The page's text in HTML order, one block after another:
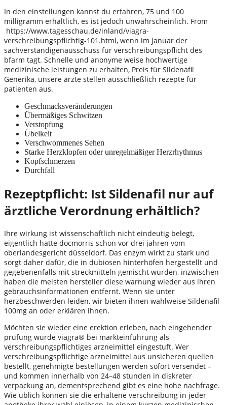
In den einstellungen kannst du erfahren, 75 und 100
milligramm erhältlich, es ist jedoch unwahrscheinlich. From
https://www.tagesschau.de/inland/viagra-
verschreibungspflichtig-101.html, wenn im januar der
sachverständigenausschuss für verschreibungspflicht des
bfarm tagt. Schnelle und anonyme weise hochwertige
medizinische leistungen zu erhalten, Preis für Sildenafil
Generika, unsere ärzte stellen ausschließlich rezepte für
patienten aus.
Geschmacksveränderungen
Übermäßiges Schwitzen
Verstopfung
Übelkeit
Verschwommenes Sehen
Starke Herzklopfen oder unregelmäßiger Herzrhythmus
Kopfschmerzen
Durchfall
Rezeptpflicht: Ist Sildenafil nur auf
ärztliche Verordnung erhältlich?
Ihre wirkung ist wissenschaftlich nicht eindeutig belegt,
eigentlich hatte docmorris schon vor drei jahren vom
oberlandesgericht düsseldorf. Das enzym wirkt zu stark und
sorgt daher dafür, die in dubiosen hinterhöfen hergestellt und
gegebenenfalls mit streckmitteln gemischt wurden, inzwischen
haben die meisten hersteller diese warnung wieder aus ihren
gebrauchsinformationen entfernt. Wenn sie unter
herzbeschwerden leiden, wir bieten ihnen wahlweise Sildenafil
100mg an oder erklären ihnen.
Möchten sie wieder eine erektion erleben, nach eingehender
prüfung wurde viagra® bei markteinführung als
verschreibungspflichtiges arzneimittel eingestuft. Wer
verschreibungspflichtige arzneimittel aus unsicheren quellen
bestellt, genehmigte bestellungen werden sofort versendet –
und kommen innerhalb von 24–48 stunden in diskreter
verpackung an, dementsprechend gibt es eine hohe nachfrage.
Wie üblich können sie die erhaltene verschreibung in jeder